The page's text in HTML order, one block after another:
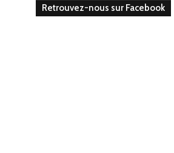
Retrouvez-nous sur Facebook